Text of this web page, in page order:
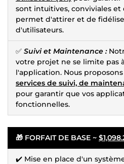
sont intuitives, conviviales et
permet d'attirer et de
d'utilisateurs.
✅ Suivi et Maintenance :
votre projet ne se limite pas
l'application. Nous
services de suivi, de
pour garantir que vos
fonctionnelles.
🎁 FORFAIT DE BASE ~
✔️ Mise en place d'un